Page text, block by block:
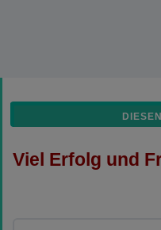
Viel Erfolg und